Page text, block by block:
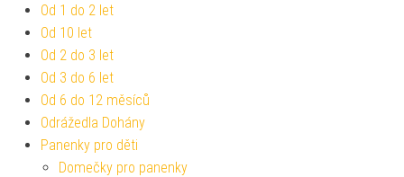
Od 1 do 2 let
Od 10 let
Od 2 do 3 let
Od 3 do 6 let
Od 6 do 12 měsíců
Odrážedla Dohány
Panenky pro děti
Domečky pro panenky